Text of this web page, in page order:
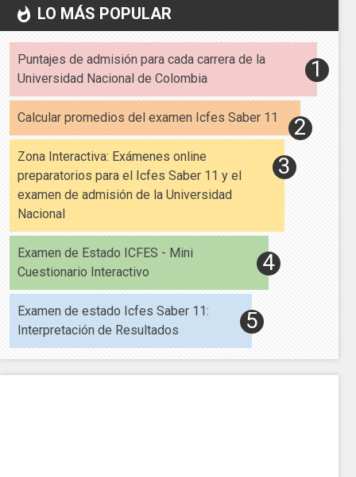
whatshot LO MÁS POPULAR
Puntajes de admisión para cada carrera de la
Universidad Nacional de Colombia
Calcular promedios del examen Icfes Saber 11
Zona Interactiva: Exámenes online
preparatorios para el Icfes Saber 11 y el
examen de admisión de la Universidad
Nacional
Examen de Estado ICFES - Mini
Cuestionario Interactivo
Examen de estado Icfes Saber 11:
Interpretación de Resultados